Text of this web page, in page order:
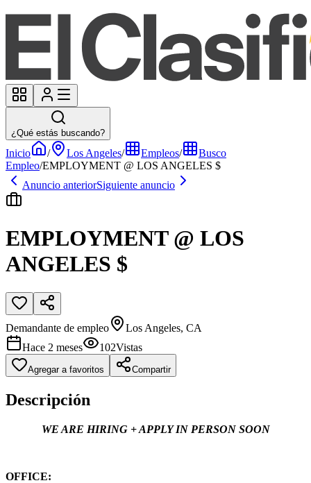
¿Qué estás buscando?
Inicio / Los Angeles/ Empleos/
Busco
Empleo/EMPLOYMENT @ LOS ANGELES $
Anuncio anteriorSiguiente anuncio
EMPLOYMENT @ LOS
ANGELES $
Demandante de empleo
Los Angeles, CA
Hace 2 meses
102Vistas
Agregar a favoritos Compartir
Descripción
WE ARE HIRING + APPLY IN PERSON SOON
OFFICE: